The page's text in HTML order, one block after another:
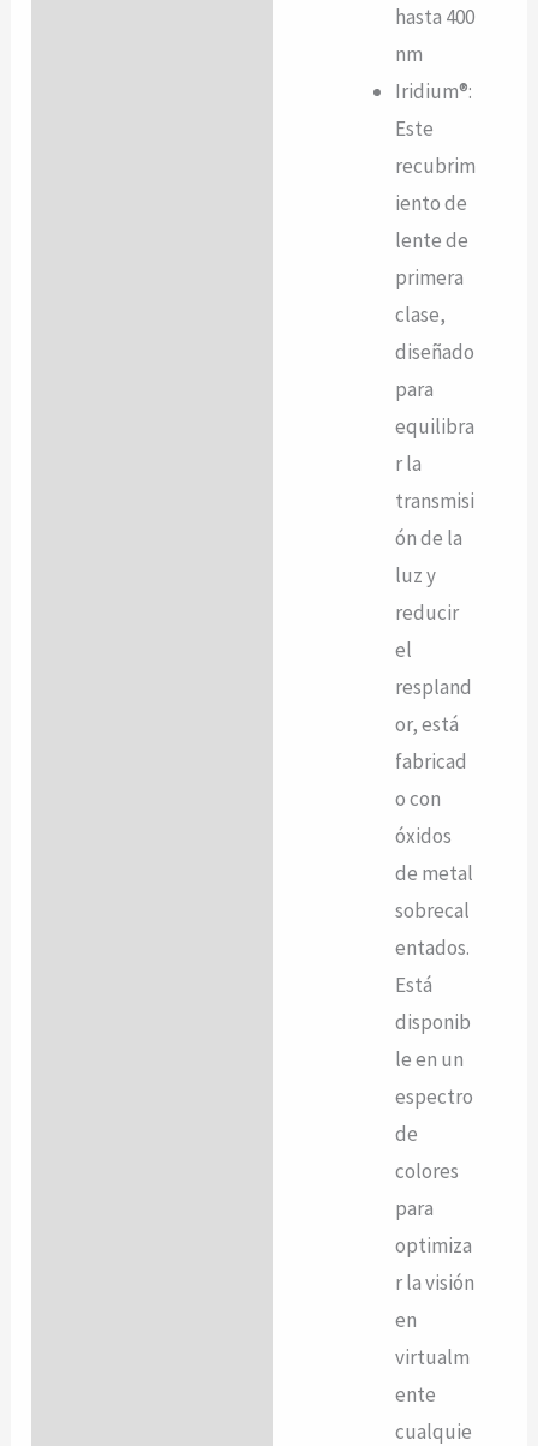
hasta 400
nm
Iridium®:
Este
recubrim
iento de
lente de
primera
clase,
diseñado
para
equilibra
r la
transmisi
ón de la
luz y
reducir
el
respland
or, está
fabricad
o con
óxidos
de metal
sobrecal
entados.
Está
disponib
le en un
espectro
de
colores
para
optimiza
r la visión
en
virtualm
ente
cualquie